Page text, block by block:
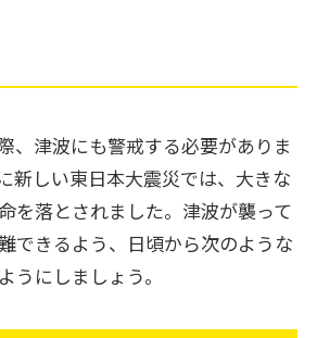
、津波にも警戒する必要がありま
新しい東日本大震災では、大きな
を落とされました。津波が襲って
できるよう、日頃から次のような
うにしましょう。